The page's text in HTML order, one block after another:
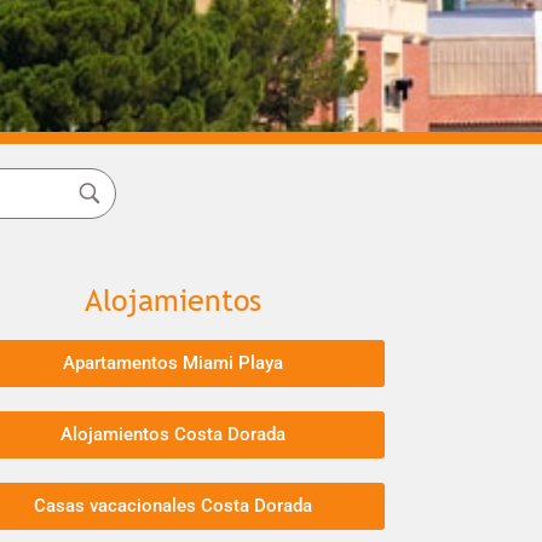
Alojamientos
Apartamentos Miami Playa
Alojamientos Costa Dorada
Casas vacacionales Costa Dorada